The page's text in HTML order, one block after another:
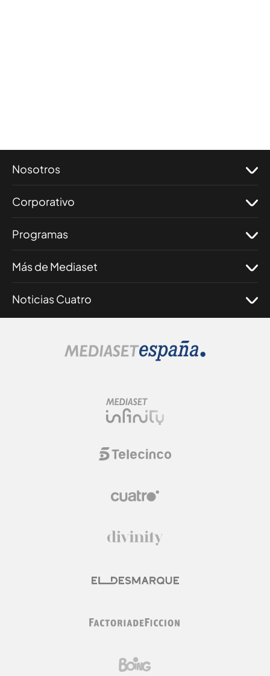
Nosotros
Corporativo
Programas
Más de Mediaset
Noticias Cuatro